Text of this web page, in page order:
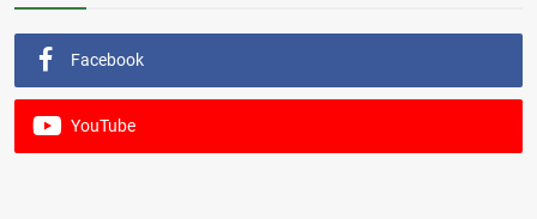
Facebook
YouTube